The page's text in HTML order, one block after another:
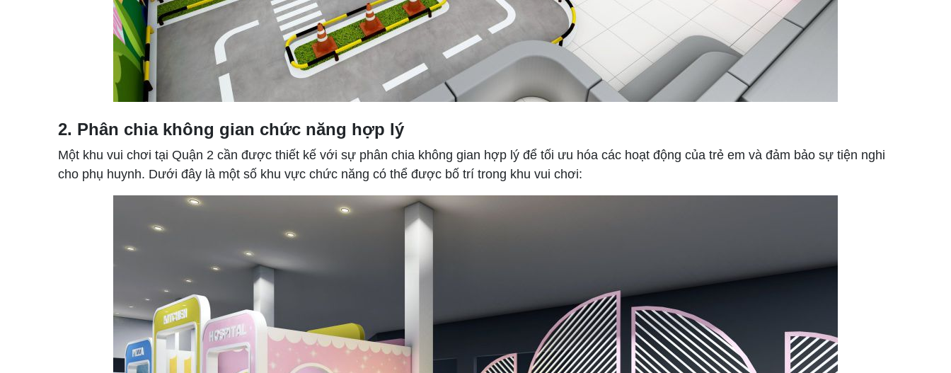
2. Phân chia không gian chức năng hợp lý
Một khu vui chơi tại Quận 2 cần được thiết kế với sự phân chia không gian hợp lý để tối ưu hóa các hoạt động của trẻ em và đảm bảo sự tiện nghi
cho phụ huynh. Dưới đây là một số khu vực chức năng có thể được bố trí trong khu vui chơi: